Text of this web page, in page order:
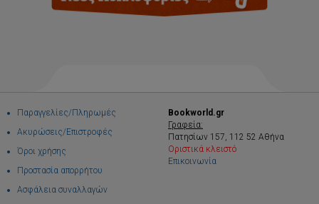
Παραγγελίες/Πληρωμές
Ακυρώσεις/Επιστροφές
Όροι χρήσης
Προστασία απορρήτου
Ασφάλεια συναλλαγών
Bookworld.gr
Γραφεία:
Πατησίων 157, 112 52 Αθήνα
Οριστικά κλειστό
Επικοινωνία